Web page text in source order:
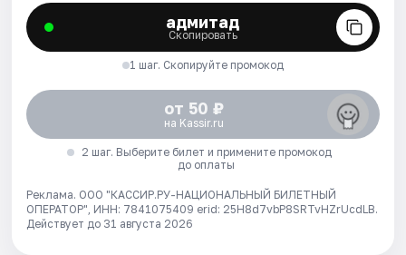
адмитад
Скопировать
1 шаг. Скопируйте промокод
от 50 ₽
на Kassir.ru
2 шаг. Выберите билет и примените промокод
до оплаты
Реклама. ООО "КАССИР.РУ-НАЦИОНАЛЬНЫЙ БИЛЕТНЫЙ
ОПЕРАТОР", ИНН: 7841075409 erid: 25H8d7vbP8SRTvHZrUcdLB.
Действует до 31 августа 2026